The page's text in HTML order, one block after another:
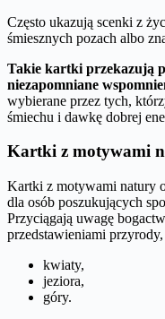
Często ukazują scenki z
śmiesznych pozach albo
Takie kartki przekazują
niezapomniane
wybierane przez tych,
śmiechu i dawkę dobrej
Kartki z motywami
Kartki z motywami natury
dla osób poszukujących
Przyciągają uwagę
przedstawieniami
kwiaty,
jeziora,
góry.